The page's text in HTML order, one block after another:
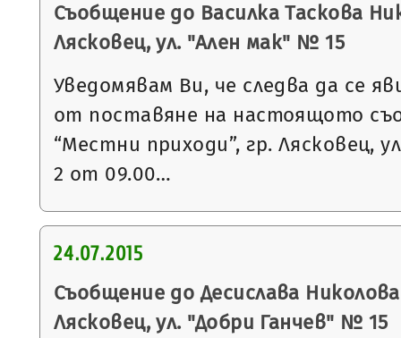
Съобщение до Василка Таскова
Лясковец, ул. "Ален мак" № 15
Уведомявам Ви, че следва да се
от поставяне на настоящото
“Местни приходи”, гр. Лясковец,
2 от 09.00…
24.07.2015
Съобщение до Десислава
Лясковец, ул. "Добри Ганчев" № 15